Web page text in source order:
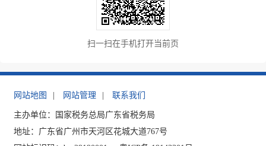
扫一扫在手机打开当前页
网站地图 网站管理 联系我们
主办单位：国家税务总局广东省税务局
地址：广东省广州市天河区花城大道767号